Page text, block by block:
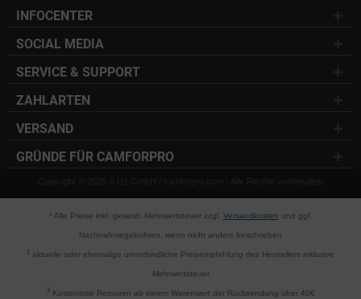
INFOCENTER
SOCIAL MEDIA
SERVICE & SUPPORT
ZAHLARTEN
VERSAND
GRÜNDE FÜR CAMFORPRO
Copyright © 2025 S.H1 GmbH / camforpro.com - Alle Rechte vorbehalten
* Alle Preise inkl. gesetzl. Mehrwertsteuer zzgl. Versandkosten und ggf.
Nachnahmegebühren, wenn nicht anders beschrieben
aktuelle oder ehemalige unverbindliche Preisempfehlung des Herstellers inklusive
Mehrwertsteuer
2Kostenlose Retouren ab einem Warenwert der Rücksendung über 40€